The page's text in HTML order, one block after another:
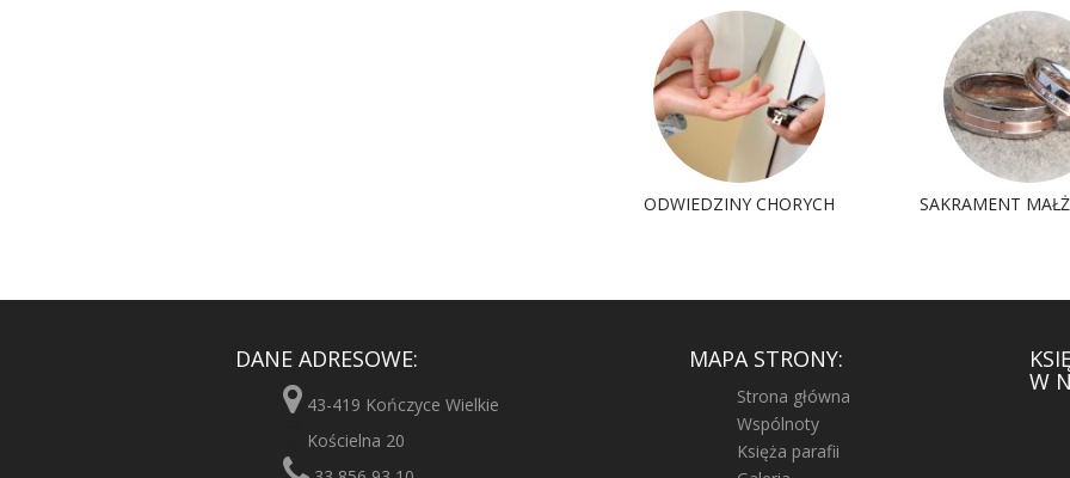
ODWIEDZINY CHORYCH SAKRAMENT
DANE ADRESOWE:
43-419 Kończyce Wielkie
Kościelna 20
MAPA STRONY:
Strona główna
Wspólnoty
Księża parafii
W